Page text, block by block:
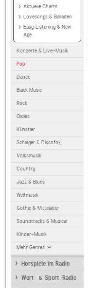
Aktuelle Charts
Lovesongs & Balladen
Easy Listening & New
Age
Konzerte & Live-Musik
Pop
Dance
Black Music
Rock
Oldies
Künstler
Schlager & Discofox
Volksmusik
Country
Jazz & Blues
Weltmusik
Gothic & Mittelalter
Soundtracks & Musical
Kinder-Musik
Mehr Genres
Hörspiele im Radio
Wort- & Sport-Radio